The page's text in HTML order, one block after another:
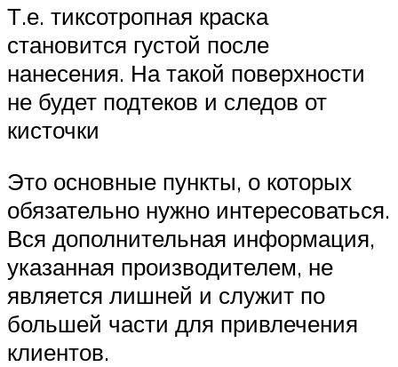
Т.е. тиксотропная краска
становится густой после
нанесения. На такой поверхности
не будет подтеков и следов от
кисточки
Это основные пункты, о которых
обязательно нужно интересоваться.
Вся дополнительная информация,
указанная производителем, не
является лишней и служит по
большей части для привлечения
клиентов.